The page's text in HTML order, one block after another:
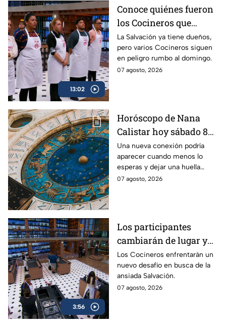
13:02
Conoce quiénes fueron
los Cocineros que
consiguieron la
Salvación en
MasterChef 24/7 este
viernes
La Salvación ya tiene dueños,
pero varios Cocineros siguen
en peligro rumbo al domingo.
07 agosto, 2026
Horóscopo de Nana
Calistar hoy sábado 8
de agosto del 2026 para
cada signo; una
conexión inesperada
podría transformar tus
Una nueva conexión podría
aparecer cuando menos lo
esperas y dejar una huella
importante.
07 agosto, 2026
3:56
Los participantes
cambiarán de lugar y
alguien más cocinará
por ellos en el segundo
reto de MasterChef 24/7
Los Cocineros enfrentarán un
nuevo desafío en busca de la
ansiada Salvación.
07 agosto, 2026